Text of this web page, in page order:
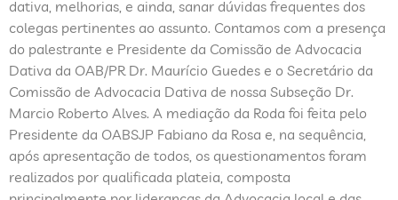
dativa, melhorias, e ainda, sanar dúvidas frequentes dos
colegas pertinentes ao assunto. Contamos com a presença
do palestrante e Presidente da Comissão de Advocacia
Dativa da OAB/PR Dr. Maurício Guedes e o Secretário da
Comissão de Advocacia Dativa de nossa Subseção Dr.
Marcio Roberto Alves. A mediação da Roda foi feita pelo
Presidente da OABSJP Fabiano da Rosa e, na sequência,
após apresentação de todos, os questionamentos foram
realizados por qualificada plateia, composta